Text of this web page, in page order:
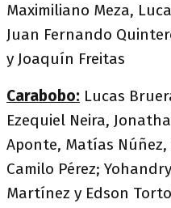
Maximiliano Meza,
Juan Fernando
y Joaquín Freitas
Carabobo: Lucas
Ezequiel Neira,
Aponte, Matías
Camilo Pérez;
Martínez y Edson